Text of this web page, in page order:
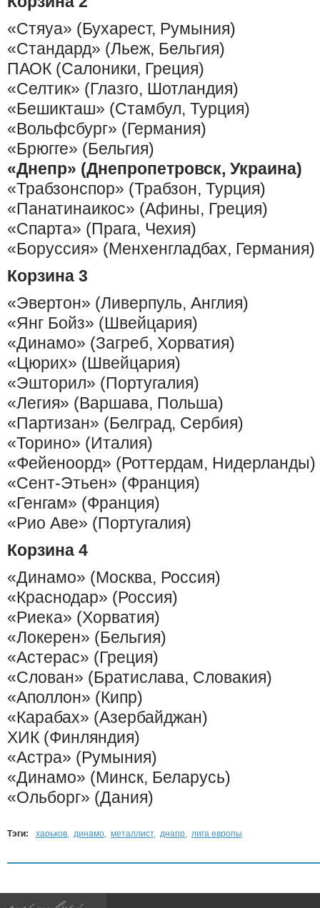
«Стяуа» (Бухарест, Румыния)
«Стандард» (Льеж, Бельгия)
ПАОК (Салоники, Греция)
«Селтик» (Глазго, Шотландия)
«Бешикташ» (Стамбул, Турция)
«Вольфсбург» (Германия)
«Брюгге» (Бельгия)
«Днепр» (Днепропетровск, Украина)
«Трабзонспор» (Трабзон, Турция)
«Панатинаикос» (Афины, Греция)
«Спарта» (Прага, Чехия)
«Боруссия» (Менхенгладбах, Германия)
Корзина 3
«Эвертон» (Ливерпуль, Англия)
«Янг Бойз» (Швейцария)
«Динамо» (Загреб, Хорватия)
«Цюрих» (Швейцария)
«Эшторил» (Португалия)
«Легия» (Варшава, Польша)
«Партизан» (Белград, Сербия)
«Торино» (Италия)
«Фейеноорд» (Роттердам, Нидерланды)
«Сент-Этьен» (Франция)
«Генгам» (Франция)
«Рио Аве» (Португалия)
Корзина 4
«Динамо» (Москва, Россия)
«Краснодар» (Россия)
«Риека» (Хорватия)
«Локерен» (Бельгия)
«Астерас» (Греция)
«Слован» (Братислава, Словакия)
«Аполлон» (Кипр)
«Карабах» (Азербайджан)
ХИК (Финляндия)
«Астра» (Румыния)
«Динамо» (Минск, Беларусь)
«Ольборг» (Дания)
Тэги: харьков, динамо, металлист, днапр, лига европы